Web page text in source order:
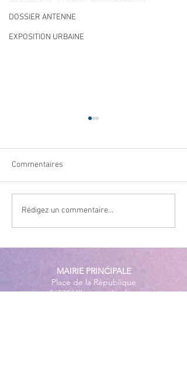
DOSSIER ANTENNE
EXPOSITION URBAINE
Qualité des eaux de
des plages
Commentaires
Rédigez un commentaire...
MAIRIE PRINCIPALE
Place de la République
06270 Villeneuve Loubet